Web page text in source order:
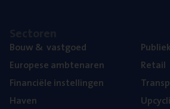
Bouw& vastgoed
Euro­pe­se ambtenaren
Finan­ci­ë­le instellingen
Haven
Retail